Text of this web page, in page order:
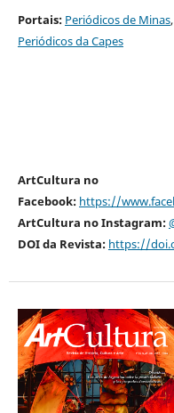
Portais: Periódicos de Minas,
Periódicos da Capes
ArtCultura no
Facebook: https://
ArtCultura no Instagram:
DOI da Revista: https://